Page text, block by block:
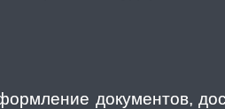
документов,